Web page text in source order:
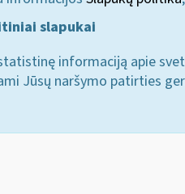
slapukai
informaciją apie
Jūsų naršymo patirties